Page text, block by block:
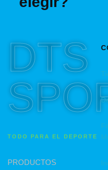
DTS
TODO PARA EL DEPORTE
PRODUCTOS